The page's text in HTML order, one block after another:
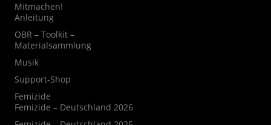
Mitmachen!
Anleitung
OBR – Toolkit –
Materialsammlung
Musik
Support-Shop
Femizide
Femizide – Deutschland 2026